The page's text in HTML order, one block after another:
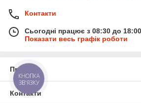
Контакти
Сьогодні працює з 08:30 до 18:00
Показати весь графік роботи
Про нас
Контакти
КНОПКА
ЗВ'ЯЗКУ